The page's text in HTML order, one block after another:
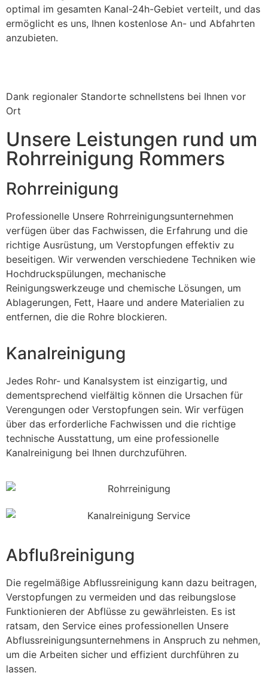
optimal im gesamten Kanal-24h-Gebiet verteilt, und das
ermöglicht es uns, Ihnen kostenlose An- und Abfahrten
anzubieten.
Dank regionaler Standorte schnellstens bei Ihnen vor
Ort
Unsere Leistungen rund um
Rohrreinigung Rommers
Rohrreinigung
Professionelle Unsere Rohrreinigungsunternehmen
verfügen über das Fachwissen, die Erfahrung und die
richtige Ausrüstung, um Verstopfungen effektiv zu
beseitigen. Wir verwenden verschiedene Techniken wie
Hochdruckspülungen, mechanische
Reinigungswerkzeuge und chemische Lösungen, um
Ablagerungen, Fett, Haare und andere Materialien zu
entfernen, die die Rohre blockieren.
Kanalreinigung
Jedes Rohr- und Kanalsystem ist einzigartig, und
dementsprechend vielfältig können die Ursachen für
Verengungen oder Verstopfungen sein. Wir verfügen
über das erforderliche Fachwissen und die richtige
technische Ausstattung, um eine professionelle
Kanalreinigung bei Ihnen durchzuführen.
Abflußreinigung
Die regelmäßige Abflussreinigung kann dazu beitragen,
Verstopfungen zu vermeiden und das reibungslose
Funktionieren der Abflüsse zu gewährleisten. Es ist
ratsam, den Service eines professionellen Unsere
Abflussreinigungsunternehmens in Anspruch zu nehmen,
um die Arbeiten sicher und effizient durchführen zu
lassen.